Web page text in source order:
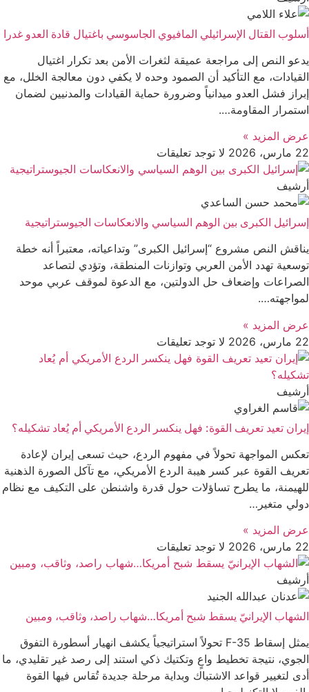
أسلوب القتال الإسرائيلي المافيوي الجاسوسي باغتيال قادة العدو غدرا
يدعو النص إلى مراجعة عميقة لثغرات الأمن بعد تكرار اغتيال
القيادات، مع التأكيد أن الصمود وحده لا يكفي دون معالجة الخلل، مع
إبراز فشل العدو ميدانياً وضرورة حماية القيادات والمدنيين لضمان
استمرار المقاومة….
عرض المزید »
22 مارس، 2026
لا توجد تعليقات
أرشیف
إسرائيل الكبرى بين الوهم السياسي والانعكاسات الجيوستراتيجية
يناقش النص مشروع “إسرائيل الكبرى” وتداعياته، معتبراً أنه خطة
توسعية تهدد الأمن العربي وتوازنات المنطقة، وتؤدي لتصاعد
الصراعات وإضعاف حل الدولتين، مع الدعوة لموقف عربي موحد
لمواجهته….
عرض المزید »
22 مارس، 2026
لا توجد تعليقات
أرشیف
إيران تعيد تعريف القوة: فهل ينكسر الردع الأمريكي أم يُعاد تشكيله؟
تعكس المواجهة تحولاً في مفهوم الردع، حيث تسعى إيران لإعادة
تعريف القوة عبر كسر هيبة الردع الأمريكي، مع تآكل الصورة الذهنية
للهيمنة، ما يطرح تساؤلات حول قدرة واشنطن على التكيف مع نظام
دولي متغير…
عرض المزید »
22 مارس، 2026
لا توجد تعليقات
أرشیف
الشهاب الإيرانيّ يسقط شبح أمريكا…شهاب راصد، وثاقب، ومبين
يمثل إسقاط F-35 تحولاً استراتيجياً يكشف انهيار أسطورة التفوق
الجوي، نتيجة تخطيط واعٍ وتكتيك ذكي استند إلى رصد غير تقليدي، ما
أدى لتغيير قواعد الاشتباك وبداية مرحلة جديدة تُقاس فيها القوة